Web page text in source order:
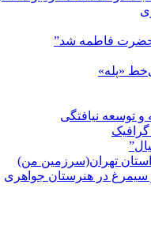
حضرت فاطمه شد”
«پله»
توسعه نیافتگی
تهران(سرزمین من)
و سیمرغ در هنرستان جواهری